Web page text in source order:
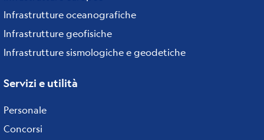
Infrastrutture oceanografiche
Infrastrutture geofisiche
Infrastrutture sismologiche e geodetiche
Servizi e utilità
Personale
Concorsi